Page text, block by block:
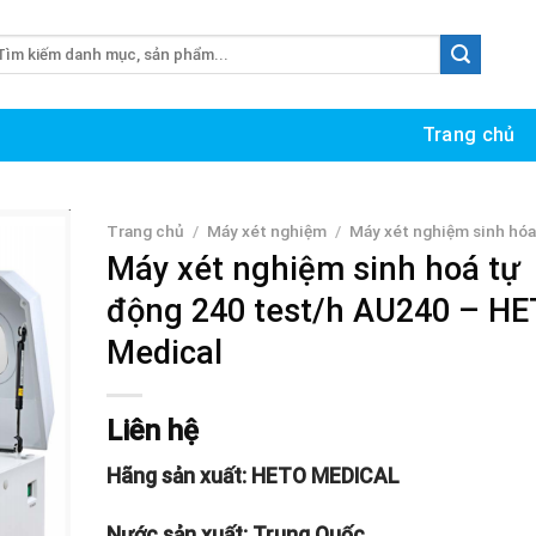
Trang chủ
Trang chủ / Máy xét nghiệm / Máy xét nghiệm sinh hóa
Máy xét nghiệm sinh hoá tự
động 240 test/h AU240 –
Medical
Liên hệ
Hãng sản xuất: HETO MEDICAL